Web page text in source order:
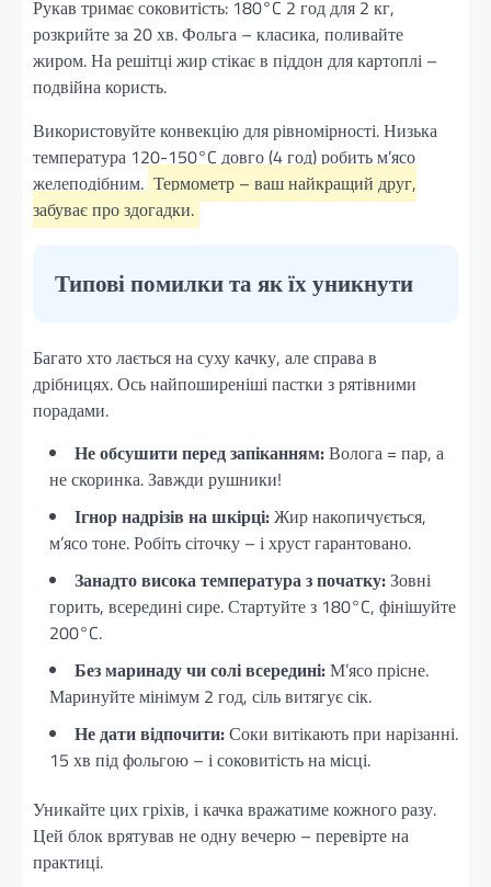
Рукав тримає соковитість: 180°C 2 год для 2 кг,
розкрийте за 20 хв. Фольга – класика, поливайте
жиром. На решітці жир стікає в піддон для картоплі –
подвійна користь.
Використовуйте конвекцію для рівномірності. Низька
температура 120-150°C довго (4 год) робить м’ясо
желеподібним. Термометр – ваш найкращий друг,
забуває про здогадки.
Типові помилки та як їх уникнути
Багато хто лається на суху качку, але справа в
дрібницях. Ось найпоширеніші пастки з рятівними
порадами.
Не обсушити перед запіканням:Волога = пар, а
не скоринка. Завжди рушники!
Ігнор надрізів на шкірці:Жир накопичується,
м’ясо тоне. Робіть сіточку – і хруст гарантовано.
Занадто висока температура з початку:Зовні
горить, всередині сире. Стартуйте з 180°C, фінішуйте
200°C.
Без маринаду чи солі всередині:М’ясо прісне.
Маринуйте мінімум 2 год, сіль витягує сік.
Не дати відпочити:Соки витікають при нарізанні.
15 хв під фольгою – і соковитість на місці.
Уникайте цих гріхів, і качка вражатиме кожного разу.
Цей блок врятував не одну вечерю – перевірте на
практиці.